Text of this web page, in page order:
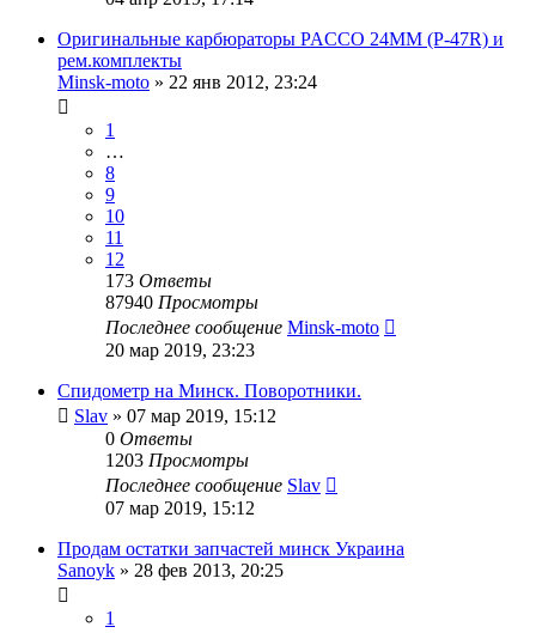
Оригинальные карбюраторы PACCO 24MM (P-47R) и
рем.комплекты
Minsk-moto » 22 янв 2012, 23:24
1
…
8
9
10
11
12
173 Ответы
87940 Просмотры
Последнее сообщение Minsk-moto
20 мар 2019, 23:23
Спидометр на Минск. Поворотники.
Slav » 07 мар 2019, 15:12
0 Ответы
1203 Просмотры
Последнее сообщение Slav
07 мар 2019, 15:12
Продам остатки запчастей минск Украина
Sanoyk » 28 фев 2013, 20:25
1